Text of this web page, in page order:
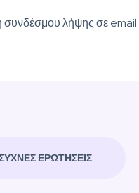
λήψης σε email.
ΕΡΩΤΉΣΕΙΣ